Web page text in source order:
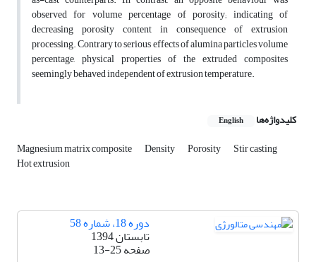
observed for volume percentage of porosity; indicating of
decreasing porosity content in consequence of extrusion
processing. Contrary to serious effects of alumina particles volume
percentage, physical properties of the extruded composites
seemingly behaved independent of extrusion temperature.
کلیدواژه‌ها English
Magnesium matrix composite Density Porosity Stir casting
Hot extrusion
دوره 18، شماره 58
تابستان 1394
صفحه13-25